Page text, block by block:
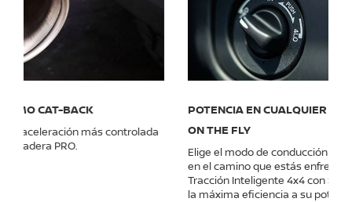
POTENCIA EN CUALQUIER CAMINO CON 4X4 SHIFT
ON THE FLY
Elige el modo de conducción que mejor se desempeñe
en el camino que estás enfrentando. Gracias a la
Tracción Inteligente 4x4 con Shift on the Fly, podrás sacar
la máxima eficiencia a su potencia.